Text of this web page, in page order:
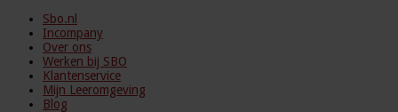
Sbo.nl
Incompany
Over ons
Werken bij SBO
Klantenservice
Mijn Leeromgeving
Blog